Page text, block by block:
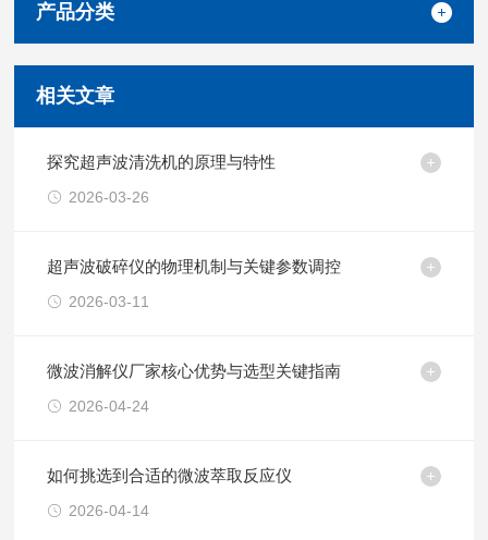
产品分类
相关文章
探究超声波清洗机的原理与特性
2026-03-26
超声波破碎仪的物理机制与关键参数调控
2026-03-11
微波消解仪厂家核心优势与选型关键指南
2026-04-24
如何挑选到合适的微波萃取反应仪
2026-04-14